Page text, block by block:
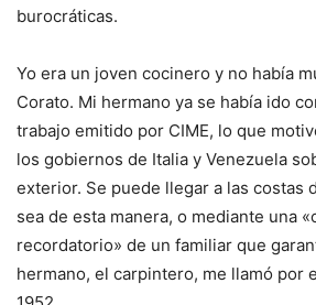
burocráticas.
Yo era un joven cocinero y no había
Corato. Mi hermano ya se había ido
trabajo emitido por CIME, lo que
los gobiernos de Italia y Venezuela
exterior. Se puede llegar a las costas
sea de esta manera, o mediante una
recordatorio» de un familiar que
hermano, el carpintero, me llamó por